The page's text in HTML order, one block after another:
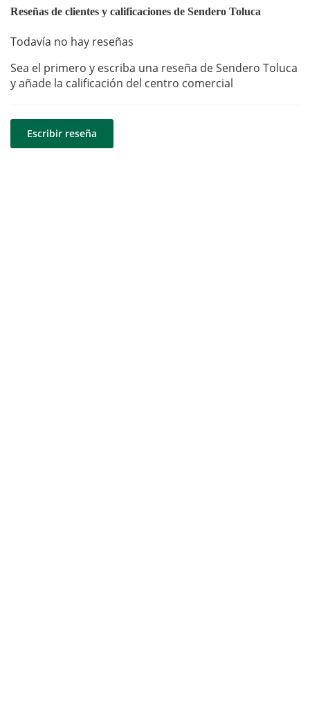
Reseñas de clientes y calificaciones de Sendero Toluca
Todavía no hay reseñas
Sea el primero y escriba una reseña de Sendero Toluca
y añade la calificación del centro comercial
Escribir reseña